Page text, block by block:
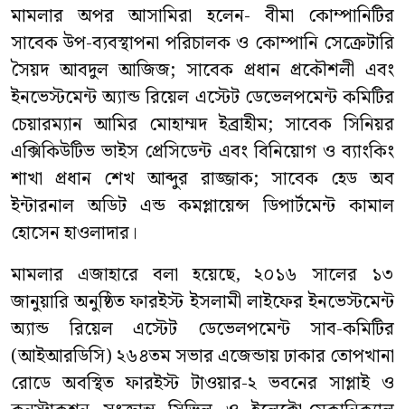
মামলার অপর আসামিরা হলেন- বীমা কোম্পানিটির
সাবেক উপ-ব্যবস্থাপনা পরিচালক ও কোম্পানি সেক্রেটারি
সৈয়দ আবদুল আজিজ; সাবেক প্রধান প্রকৌশলী এবং
ইনভেস্টমেন্ট অ্যান্ড রিয়েল এস্টেট ডেভেলপমেন্ট কমিটির
চেয়ারম্যান আমির মোহাম্মদ ইব্রাহীম; সাবেক সিনিয়র
এক্সিকিউটিভ ভাইস প্রেসিডেন্ট এবং বিনিয়োগ ও ব্যাংকিং
শাখা প্রধান শেখ আব্দুর রাজ্জাক; সাবেক হেড অব
ইন্টারনাল অডিট এন্ড কমপ্লায়েন্স ডিপার্টমেন্ট কামাল
হোসেন হাওলাদার।
মামলার এজাহারে বলা হয়েছে, ২০১৬ সালের ১৩
জানুয়ারি অনুষ্ঠিত ফারইস্ট ইসলামী লাইফের ইনভেস্টমেন্ট
অ্যান্ড রিয়েল এস্টেট ডেভেলপমেন্ট সাব-কমিটির
(আইআরডিসি) ২৬৪তম সভার এজেন্ডায় ঢাকার তোপখানা
রোডে অবস্থিত ফারইস্ট টাওয়ার-২ ভবনের সাপ্লাই ও